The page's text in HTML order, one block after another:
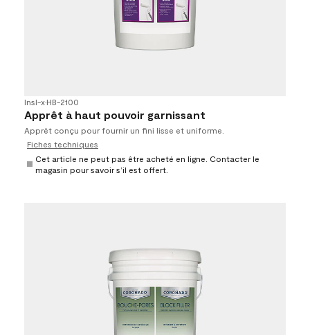
Insl-x•HB-2100
Apprêt à haut pouvoir garnissant
Apprêt conçu pour fournir un fini lisse et uniforme.
Fiches techniques
Cet article ne peut pas être acheté en ligne. Contacter le
magasin pour savoir s’il est offert.